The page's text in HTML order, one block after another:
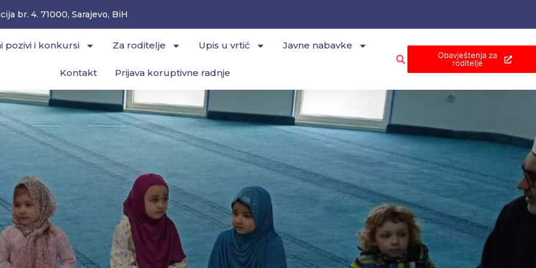
br. 4. 71000, Sarajevo, BiH
pozivi i konkursi Za roditelje Upis u vrtić Javne nabavke
Kontakt Prijava koruptivne radnje
Obavještenja za
roditelje